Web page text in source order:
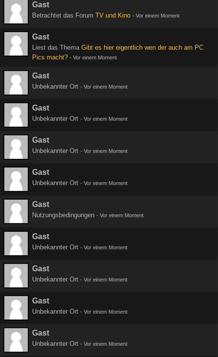
Gast
Betrachtet das Forum TV und Kino - Vor einem Moment
Gast
Liest das Thema Gibt es hier eigentlich wen der auch am PC
Pics macht? - Vor einem Moment
Gast
Unbekannter Ort - Vor einem Moment
Gast
Unbekannter Ort - Vor einem Moment
Gast
Unbekannter Ort - Vor einem Moment
Gast
Unbekannter Ort - Vor einem Moment
Gast
Nutzungsbedingungen - Vor einem Moment
Gast
Unbekannter Ort - Vor einem Moment
Gast
Unbekannter Ort - Vor einem Moment
Gast
Unbekannter Ort - Vor einem Moment
Gast
Unbekannter Ort - Vor einem Moment